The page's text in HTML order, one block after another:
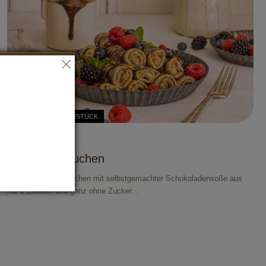
FRÜHSTÜCK
Mohnpfannkuchen
Süße Mohnpfannkuchen mit selbstgemachter Schokoladensoße aus
nur 2 Zutaten und ganz ohne Zucker...